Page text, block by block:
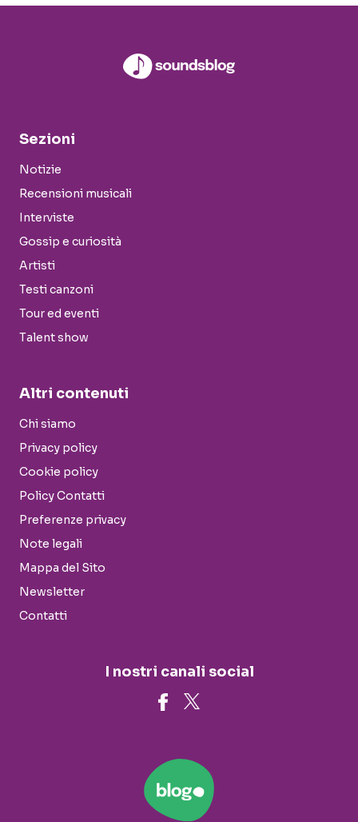
Sezioni
Notizie
Recensioni musicali
Interviste
Gossip e curiosità
Artisti
Testi canzoni
Tour ed eventi
Talent show
Altri contenuti
Chi siamo
Privacy policy
Cookie policy
Policy Contatti
Preferenze privacy
Note legali
Mappa del Sito
Newsletter
Contatti
I nostri canali social